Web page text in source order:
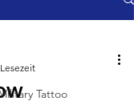
Tattoo